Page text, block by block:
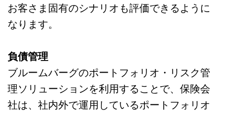
お客さま固有のシナリオも評価できるように
なります。
負債管理
ブルームバーグのポートフォリオ・リスク管
理ソリューションを利用することで、保険会
社は、社内外で運用しているポートフォリオ